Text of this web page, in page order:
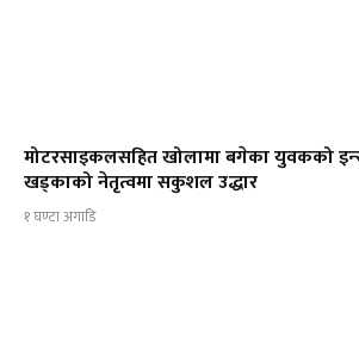
मोटरसाइकलसहित खोलामा बगेका युवकको
खड्काको नेतृत्वमा सकुशल उद्धार
१ घण्टा अगाडि